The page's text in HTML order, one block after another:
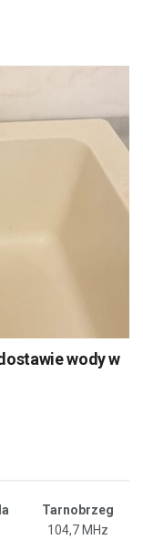
wody w
Tarnobrzeg
104,7 MHz